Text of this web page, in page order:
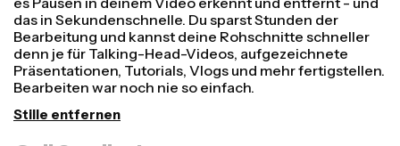
Videos schneller umwandeln und professioneller
aussehen lassen mit unserer Resize Canvas-Funktion!
In nur wenigen Klicks kannst du ein einzelnes Video
anpassen, sodass es die richtige Größe für jede andere
Plattform hat - ob für TikTok, Youtube, Instagram,
Twitter, Linkedin oder sonst wo.
Video anpassen